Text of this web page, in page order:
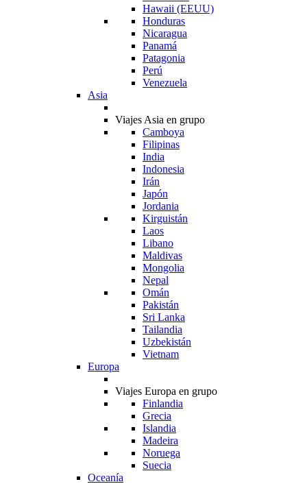
Hawaii (EEUU)
Honduras
Nicaragua
Panamá
Patagonia
Perú
Venezuela
Asia
Viajes Asia en grupo
Camboya
Filipinas
India
Indonesia
Irán
Japón
Jordania
Kirguistán
Laos
Libano
Maldivas
Mongolia
Nepal
Omán
Pakistán
Sri Lanka
Tailandia
Uzbekistán
Vietnam
Europa
Viajes Europa en grupo
Finlandia
Grecia
Islandia
Madeira
Noruega
Suecia
Oceanía